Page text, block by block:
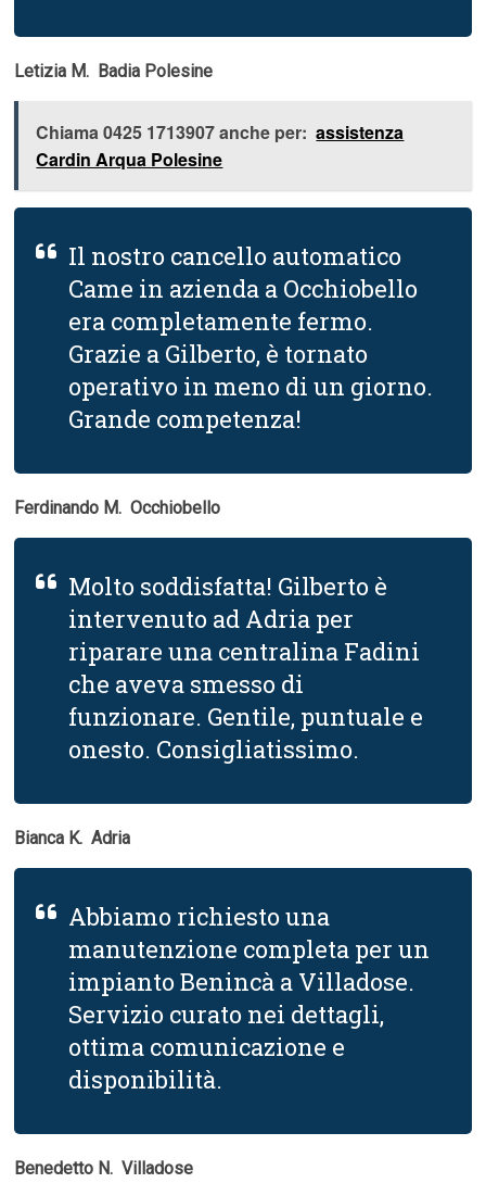
Letizia M.  Badia Polesine
Chiama 0425 1713907 anche per: assistenza
Cardin Arqua Polesine
Il nostro cancello automatico
Came in azienda a Occhiobello
era completamente fermo.
Grazie a Gilberto, è tornato
operativo in meno di un giorno.
Grande competenza!
Ferdinando M.  Occhiobello
Molto soddisfatta! Gilberto è
intervenuto ad Adria per
riparare una centralina Fadini
che aveva smesso di
funzionare. Gentile, puntuale e
onesto. Consigliatissimo.
Bianca K.  Adria
Abbiamo richiesto una
manutenzione completa per un
impianto Benincà a Villadose.
Servizio curato nei dettagli,
ottima comunicazione e
disponibilità.
Benedetto N.  Villadose